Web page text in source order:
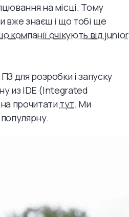
на місці. Тому
вже знаєш і що тобі ще
компанії очікують від junior
для розробки і запуску
из IDE (Integrated
прочитатитут. Ми